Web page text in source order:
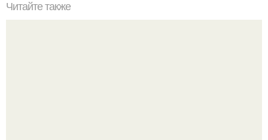
Читайте также